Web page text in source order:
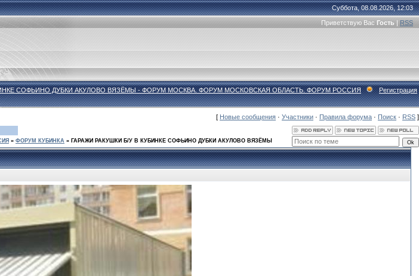
Суббота, 08.08.2026, 12:03
Приветствую Вас Гость | RSS
СОФЬИНО ДУБКИ АКУЛОВО ВЯЗЁМЫ - ФОРУМ МОСКВА. ФОРУМ МОСКОВСКАЯ ОБЛАСТЬ. ФОРУМ РОССИЯ
Регистрация
[ Новые сообщения · Участники · Правила форума · Поиск · RSS ]
» ФОРУМ КУБИНКА » ГАРАЖИ РАКУШКИ Б/У В КУБИНКЕ СОФЬИНО ДУБКИ АКУЛОВО ВЯЗЁМЫ